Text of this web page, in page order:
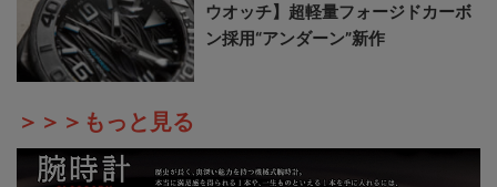
ウオッチ】超軽量フォージドカーボ
ン採用“アンダーン”新作
＞＞＞もっと見る